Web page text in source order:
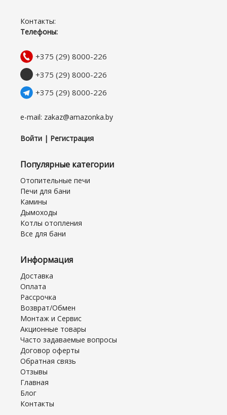
Контакты:
Телефоны:
+375 (29) 8000-226
+375 (29) 8000-226
+375 (29) 8000-226
e-mail: zakaz@amazonka.by
Войти | Регистрация
Популярные категории
Отопительные печи
Печи для бани
Камины
Дымоходы
Котлы отопления
Все для бани
Информация
Доставка
Оплата
Рассрочка
Возврат/Обмен
Монтаж и Сервис
Акционные товары
Часто задаваемые вопросы
Договор оферты
Обратная связь
Отзывы
Главная
Блог
Контакты